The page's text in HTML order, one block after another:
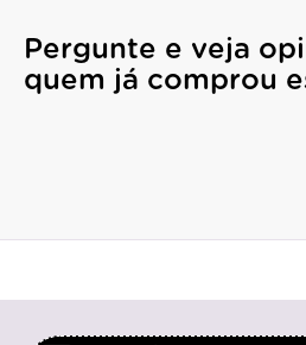
Pergunte e veja
quem já comprou